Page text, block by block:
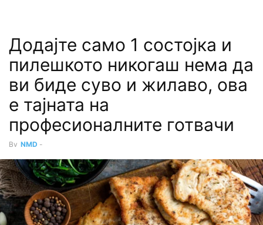
Додајте само 1 состојка и
пилешкото никогаш нема да
ви биде суво и жилаво, ова
е тајната на
професионалните готвачи
By NMD -